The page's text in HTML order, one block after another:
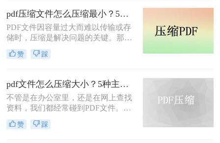
大，给存储和传输带来了不便。那么
怎么压缩pdf大小呢？为了解决这个问
题，本文将介绍三种压缩PDF大小的
方法。
pdf压缩文件怎么压缩最小？5个常用方法全解析！
PDF文件因容量过大而难以传输或存
储时，压缩是解决问题的关键。那么
pdf压缩文件怎么压缩最小呢？本文将
介绍几种高效压缩PDF的方法，帮助
赞 踩
pdf文件怎么压缩大小？5种主流压缩方法分享！
不管是在办公室里，还是在网上查找
资料，我们都经常碰到PDF文件。在
工作中，发送邮件需要PDF文件格
式，但太大的PDF文件也是一个棘手
赞 踩